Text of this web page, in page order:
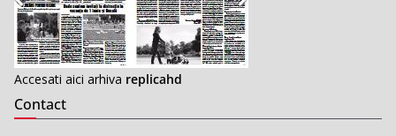
Accesati aici arhiva replicahd
Contact